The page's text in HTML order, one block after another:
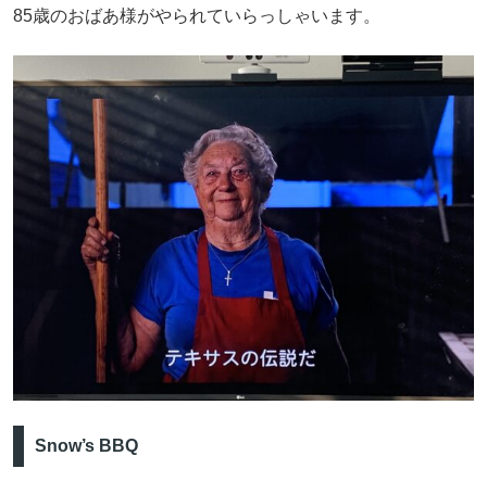
85歳のおばあ様がやられていらっしゃいます。
Snow’s BBQ